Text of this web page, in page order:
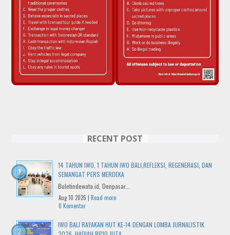
RECENT POST
14 TAHUN IWO, 1 TAHUN IWO BALI,REFLEKSI, REGENERASI, DAN
SEMANGAT PERS MERDEKA
Buletindewata.id, Denpasar...
Aug 10 2026 | Read more
0 Komentar
IWO BALI RAYAKAN HUT KE-14 DENGAN LOMBA JURNALISTIK